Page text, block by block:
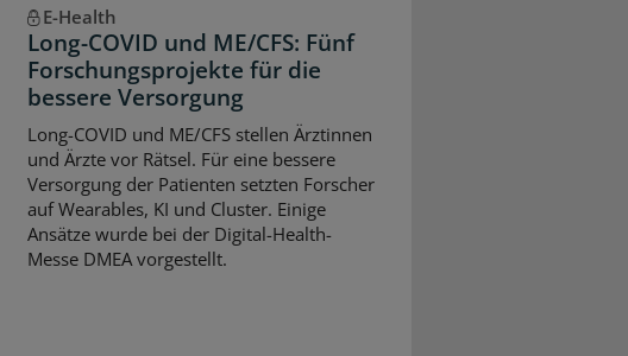
E-Health
Long-COVID und ME/CFS: Fünf
Forschungsprojekte für die
bessere Versorgung
Long-COVID und ME/CFS stellen Ärztinnen
und Ärzte vor Rätsel. Für eine bessere
Versorgung der Patienten setzten Forscher
auf Wearables, KI und Cluster. Einige
Ansätze wurde bei der Digital-Health-
Messe DMEA vorgestellt.